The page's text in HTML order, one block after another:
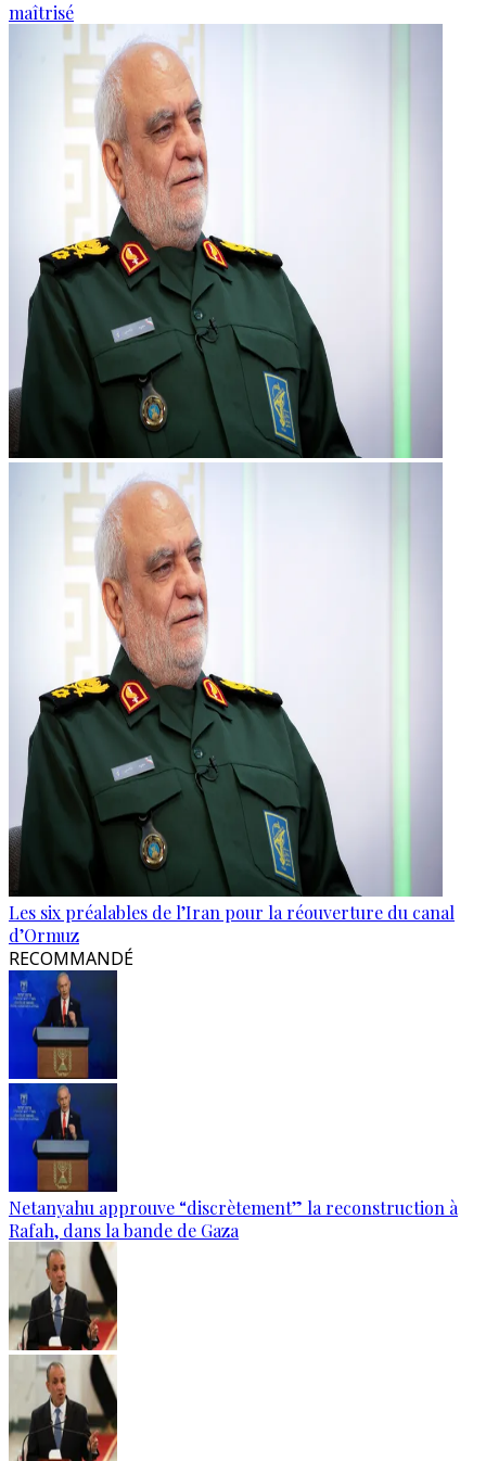
maîtrisé
Les six préalables de l’Iran pour la réouverture du canal
d’Ormuz
RECOMMANDÉ
Netanyahu approuve “discrètement” la reconstruction à
Rafah, dans la bande de Gaza